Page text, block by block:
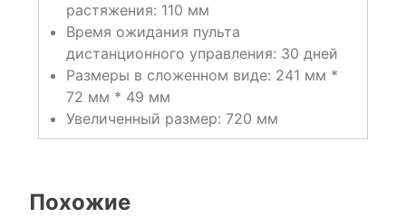
растяжения: 110 мм
Время ожидания пульта
дистанционного управления: 30 дней
Размеры в сложенном виде: 241 мм *
72 мм * 49 мм
Увеличенный размер: 720 мм
Похожие